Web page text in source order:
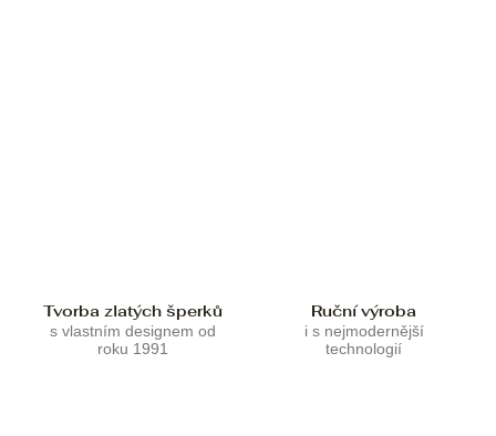
Tvorba zlatých šperků
s vlastním designem od
roku 1991
Ruční výroba
i s nejmodernější
technologií